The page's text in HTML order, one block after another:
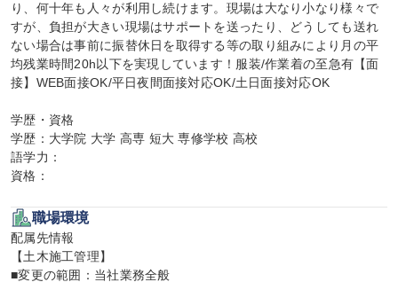
り、何十年も人々が利用し続けます。現場は大なり小なり様々で
すが、負担が大きい現場はサポートを送ったり、どうしても送れ
ない場合は事前に振替休日を取得する等の取り組みにより月の平
均残業時間20h以下を実現しています！服装/作業着の至急有【面
接】WEB面接OK/平日夜間面接対応OK/土日面接対応OK
学歴・資格
学歴：大学院 大学 高専 短大 専修学校 高校
語学力：
資格：
職場環境
配属先情報
【土木施工管理】
■変更の範囲：当社業務全般